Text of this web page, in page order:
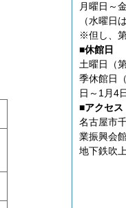
月曜日～
（水曜日
※但し、
■休館日
土曜日（
季休館日
日～1月4
■アクセス
名古屋市
業振興会
地下鉄吹